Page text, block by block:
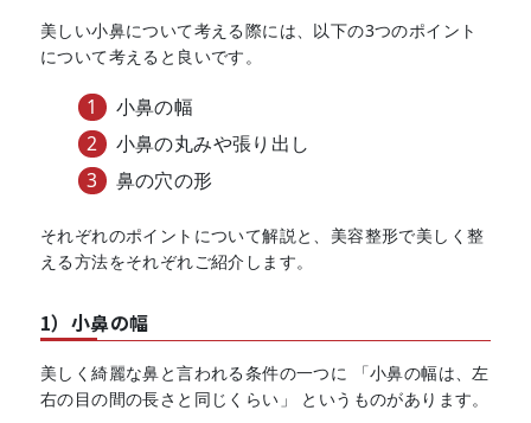
美しい小鼻について考える際には、以下の3つのポイント
について考えると良いです。
小鼻の幅
小鼻の丸みや張り出し
鼻の穴の形
それぞれのポイントについて解説と、美容整形で美しく整
える方法をそれぞれご紹介します。
1）小鼻の幅
美しく綺麗な鼻と言われる条件の一つに 「小鼻の幅は、左
右の目の間の長さと同じくらい」 というものがあります。